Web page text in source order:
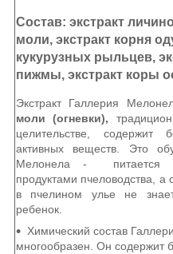
Состав: экстракт
моли, экстракт корня
кукурузных рыльцев,
пижмы, экстракт коры
Экстракт Галлерия
моли (огневки),
целительстве, содержит
активных веществ. Это
Мелонела - питается
продуктами пчеловодства, а
в пчелином улье не
ребенок.
Химический состав
многообразен. Он содержит